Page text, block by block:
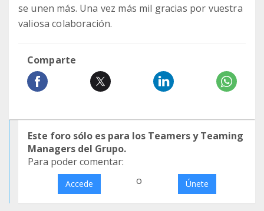
se unen más. Una vez más mil gracias por vuestra
valiosa colaboración.
Comparte
Este foro sólo es para los Teamers y Teaming
Managers del Grupo.
Para poder comentar:
Accede o Únete